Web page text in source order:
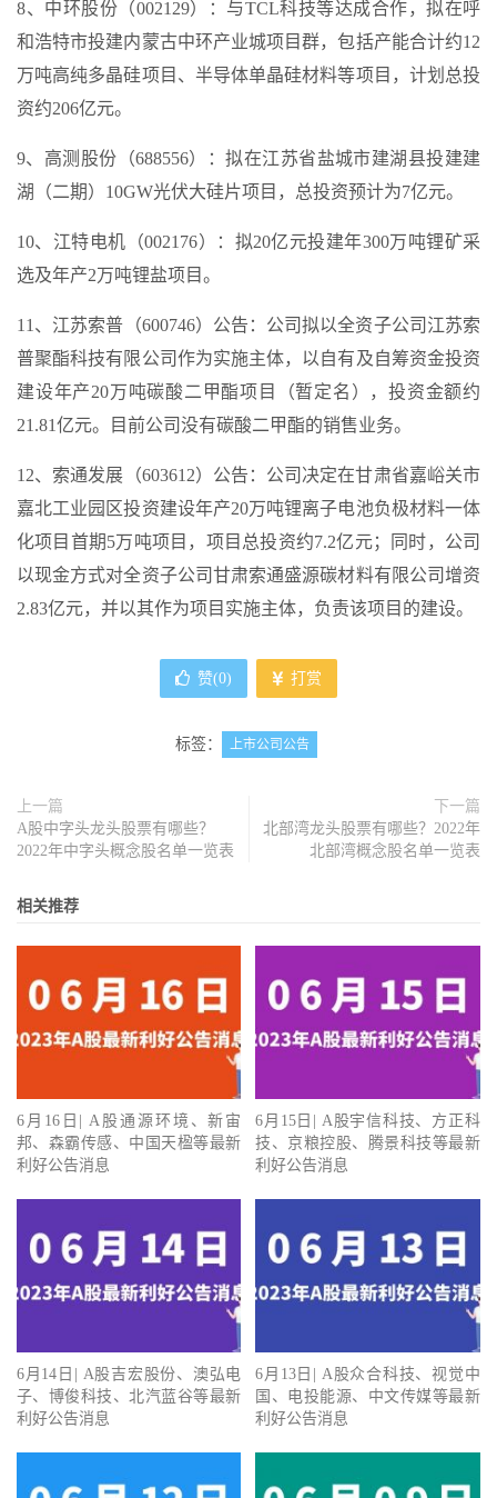
8、中环股份（002129）：与TCL科技等达成合作，拟在呼
和浩特市投建内蒙古中环产业城项目群，包括产能合计约12
万吨高纯多晶硅项目、半导体单晶硅材料等项目，计划总投
资约206亿元。
9、高测股份（688556）：拟在江苏省盐城市建湖县投建建
湖（二期）10GW光伏大硅片项目，总投资预计为7亿元。
10、江特电机（002176）：拟20亿元投建年300万吨锂矿采
选及年产2万吨锂盐项目。
11、江苏索普（600746）公告：公司拟以全资子公司江苏索
普聚酯科技有限公司作为实施主体，以自有及自筹资金投资
建设年产20万吨碳酸二甲酯项目（暂定名），投资金额约
21.81亿元。目前公司没有碳酸二甲酯的销售业务。
12、索通发展（603612）公告：公司决定在甘肃省嘉峪关市
嘉北工业园区投资建设年产20万吨锂离子电池负极材料一体
化项目首期5万吨项目，项目总投资约7.2亿元；同时，公司
以现金方式对全资子公司甘肃索通盛源碳材料有限公司增资
2.83亿元，并以其作为项目实施主体，负责该项目的建设。
赞(0) 打赏
标签： 上市公司公告
上一篇
A股中字头龙头股票有哪些？
2022年中字头概念股名单一览表
下一篇
北部湾龙头股票有哪些？2022年
北部湾概念股名单一览表
相关推荐
6月16日| A股通源环境、新宙
邦、森霸传感、中国天楹等最新
利好公告消息
6月15日| A股宇信科技、方正科
技、京粮控股、腾景科技等最新
利好公告消息
6月14日| A股吉宏股份、澳弘电
子、博俊科技、北汽蓝谷等最新
利好公告消息
6月13日| A股众合科技、视觉中
国、电投能源、中文传媒等最新
利好公告消息